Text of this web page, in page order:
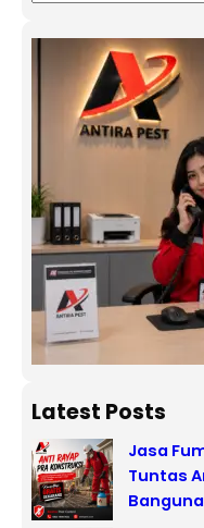
Latest Posts
Jasa
Tuntas